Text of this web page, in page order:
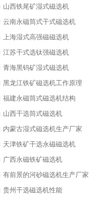
山西铁尾矿湿式磁选机
云南永磁筒式干式磁选机
上海湿式高强磁磁选机
江苏干式选钛强磁选机
青海黑钨矿湿式磁选机
黑龙江铁矿磁选机工作原理
福建永磁筒式磁选机结构
山西干选筒式磁选机
内蒙古湿式磁选机生产厂家
天津铁矿干选永磁磁选机
广西永磁铁矿磁选机
有前景的河砂磁选机生产厂家
贵州干选磁选机性能